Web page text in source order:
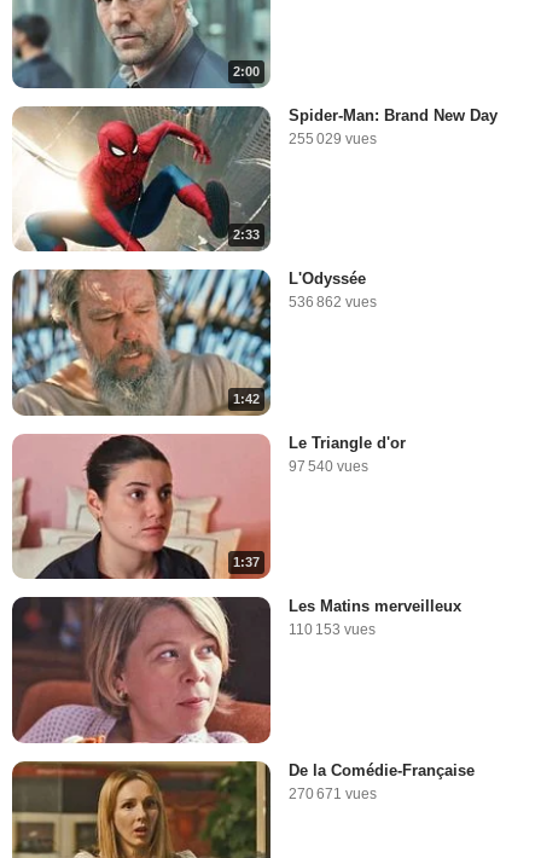
2:00
2:33
Spider-Man: Brand New Day
255 029 vues
1:42
L'Odyssée
536 862 vues
1:37
Le Triangle d'or
97 540 vues
Les Matins merveilleux
110 153 vues
De la Comédie-Française
270 671 vues